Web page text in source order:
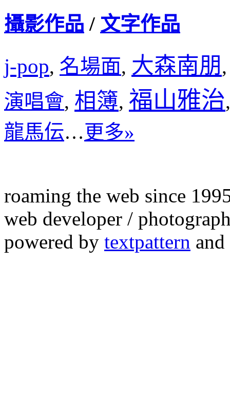
攝影作品 / 文字作品
j-pop, 名場面, 大森南朋
演唱會, 相簿, 福山雅治
龍馬伝…更多»
roaming the web since
web developer /
powered by textpattern